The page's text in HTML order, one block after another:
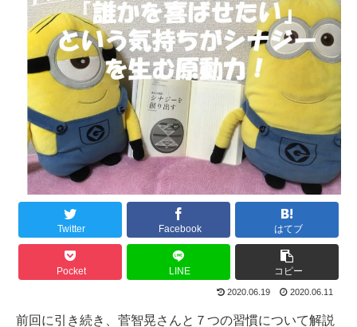
Twitter Facebook はてブ
Pocket LINE コピー
2020.06.19 2020.06.11
前回に引き続き、菅智晃さんと７つの習慣について解説